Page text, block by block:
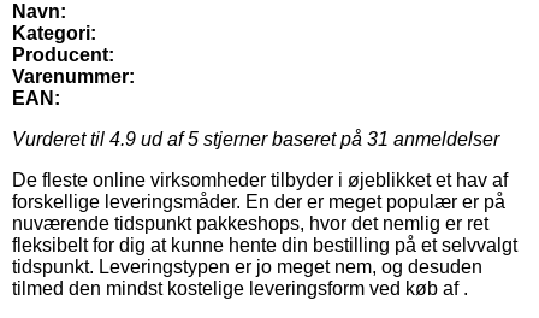
Navn:
Kategori:
Producent:
Varenummer:
EAN:
Vurderet til 4.9 ud af 5 stjerner baseret på 31 anmeldelser
De fleste online virksomheder tilbyder i øjeblikket et hav af
forskellige leveringsmåder. En der er meget populær er på
nuværende tidspunkt pakkeshops, hvor det nemlig er ret
fleksibelt for dig at kunne hente din bestilling på et selvvalgt
tidspunkt. Leveringstypen er jo meget nem, og desuden
tilmed den mindst kostelige leveringsform ved køb af .